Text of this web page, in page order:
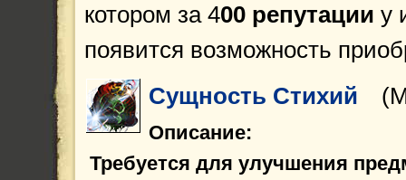
котором за 400 репутации у
появится возможность
Сущность Cтихий
Описание:
Требуется для улучшения